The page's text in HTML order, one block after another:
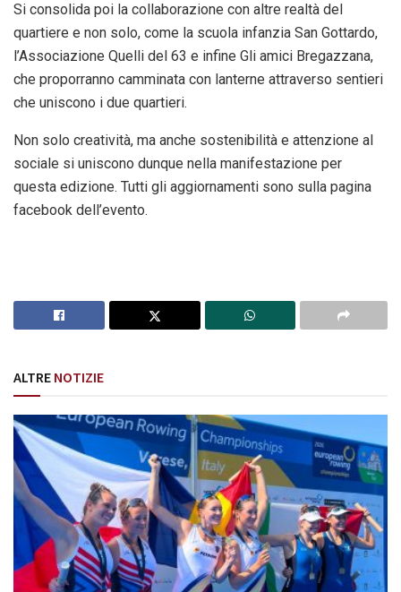
Si consolida poi la collaborazione con altre realtà del
quartiere e non solo, come la scuola infanzia San Gottardo,
l’Associazione Quelli del 63 e infine Gli amici Bregazzana,
che proporranno camminata con lanterne attraverso sentieri
che uniscono i due quartieri.
Non solo creatività, ma anche sostenibilità e attenzione al
sociale si uniscono dunque nella manifestazione per
questa edizione. Tutti gli aggiornamenti sono sulla pagina
facebook dell’evento.
ALTRE NOTIZIE